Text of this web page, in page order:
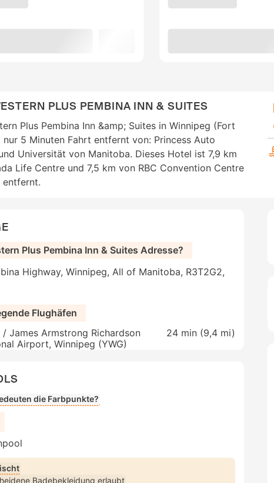
PLUS PEMBINA INN & SUITES
Plus Pembina Inn &amp; Suites in Winnipeg (Fort
nur 5 Minuten Fahrt entfernt von: Princess Auto
Universität von Manitoba. Dieses Hotel ist 7,9 km
Life Centre und 7,5 km von RBC Convention Centre
entfernt.
Plus Pembina Inn & Suites Adresse?
Highway, Winnipeg, All of Manitoba, R3T2G2,
Flughäfen
/ James Armstrong Richardson
Airport, Winnipeg (YWG)
24 min (9,4 mi)
die Farbpunkte?
Badebekleidung erlaubt